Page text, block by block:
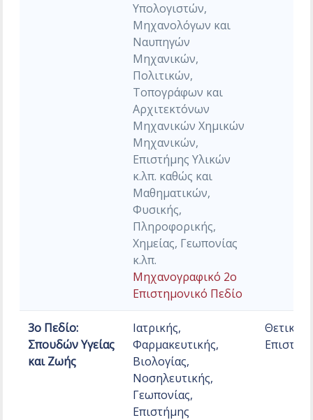
Υπολογιστών,
Μηχανολόγων και
Ναυπηγών
Μηχανικών,
Πολιτικών,
Τοπογράφων και
Αρχιτεκτόνων
Μηχανικών Χημικών
Μηχανικών,
Επιστήμης Υλικών
κ.λπ. καθώς και
Μαθηματικών,
Φυσικής,
Πληροφορικής,
Χημείας, Γεωπονίας
κ.λπ.
Μηχανογραφικό 2ο
Επιστημονικό Πεδίο
3ο Πεδίο:
Σπουδών Υγείας
και Ζωής
Ιατρικής,
Φαρμακευτικής,
Βιολογίας,
Νοσηλευτικής,
Γεωπονίας,
Επιστήμης
Θετικών